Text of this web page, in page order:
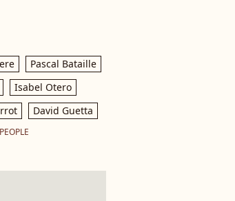
Pascal Bataille
Isabel Otero
David Guetta